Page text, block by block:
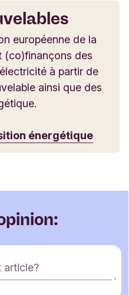
européenne de la
(co)finançons des
à partir de
ainsi que des
énergétique
article?